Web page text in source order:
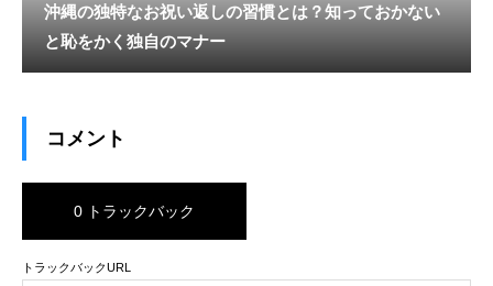
沖縄の独特なお祝い返しの習慣とは？知っておかない
と恥をかく独自のマナー
コメント
0 トラックバック
トラックバックURL